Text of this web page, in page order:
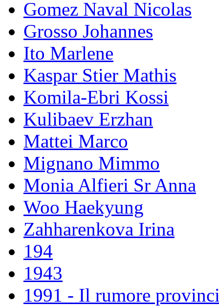
Gomez Naval Nicolas
Grosso Johannes
Ito Marlene
Kaspar Stier Mathis
Komila-Ebri Kossi
Kulibaev Erzhan
Mattei Marco
Mignano Mimmo
Monia Alfieri Sr Anna
Woo Haekyung
Zahharenkova Irina
194
1943
1991 - Il rumore